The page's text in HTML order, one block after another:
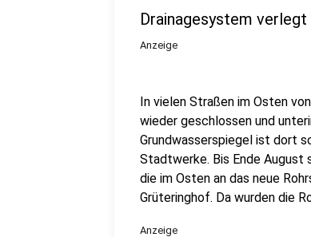
Drainagesystem
Anzeige
In vielen Straßen im Osten
wieder geschlossen und
Grundwasserspiegel ist dort
Stadtwerke. Bis Ende August
die im Osten an das neue
Grüteringhof. Da wurden die
Anzeige